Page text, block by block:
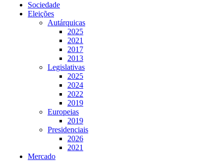
Sociedade
Eleições
Autárquicas
2025
2021
2017
2013
Legislativas
2025
2024
2022
2019
Europeias
2019
Presidenciais
2026
2021
Mercado